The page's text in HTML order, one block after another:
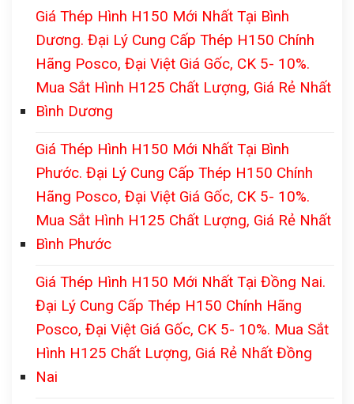
Giá Thép Hình H150 Mới Nhất Tại Bình
Dương. Đại Lý Cung Cấp Thép H150 Chính
Hãng Posco, Đại Việt Giá Gốc, CK 5- 10%.
Mua Sắt Hình H125 Chất Lượng, Giá Rẻ Nhất
Bình Dương
Giá Thép Hình H150 Mới Nhất Tại Bình
Phước. Đại Lý Cung Cấp Thép H150 Chính
Hãng Posco, Đại Việt Giá Gốc, CK 5- 10%.
Mua Sắt Hình H125 Chất Lượng, Giá Rẻ Nhất
Bình Phước
Giá Thép Hình H150 Mới Nhất Tại Đồng Nai.
Đại Lý Cung Cấp Thép H150 Chính Hãng
Posco, Đại Việt Giá Gốc, CK 5- 10%. Mua Sắt
Hình H125 Chất Lượng, Giá Rẻ Nhất Đồng
Nai